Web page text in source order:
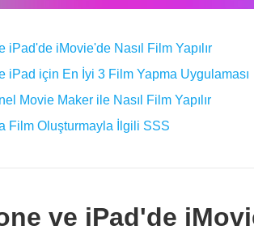
iPad'de iMovie'de Nasıl Film Yapılır
iPad için En İyi 3 Film Yapma Uygulaması
Movie Maker ile Nasıl Film Yapılır
Film Oluşturmayla İlgili SSS
ve iPad'de